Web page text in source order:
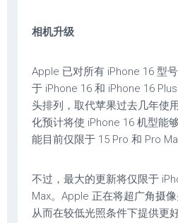
相机升级
Apple 已对所有 iPhone 16 型
于 iPhone 16 和 iPhone 16
头排列，取代苹果过去几年使
化预计将使 iPhone 16 机型能
能目前仅限于 15 Pro 和 Pro
不过，最大的更新将仅限于
Max。Apple 正在将超广角摄
从而在较低光照条件下提供更